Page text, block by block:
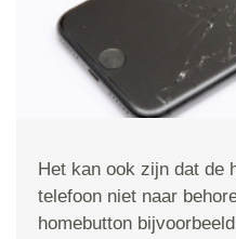
Het kan ook zijn dat de
telefoon niet naar
homebutton